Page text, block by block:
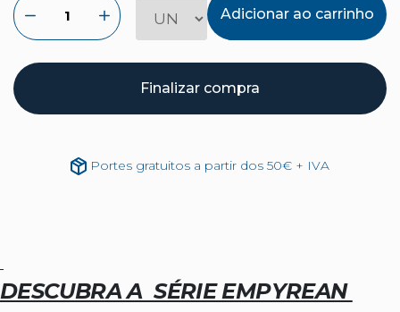
Adicionar ao carrinho
Finalizar compra
Portes gratuitos a partir dos 50€ + IVA
DESCUBRA A SÉRIE EMPYREAN